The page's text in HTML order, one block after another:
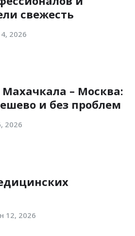
свежесть
2026
– Москва:
и без проблем
2026
12, 2026